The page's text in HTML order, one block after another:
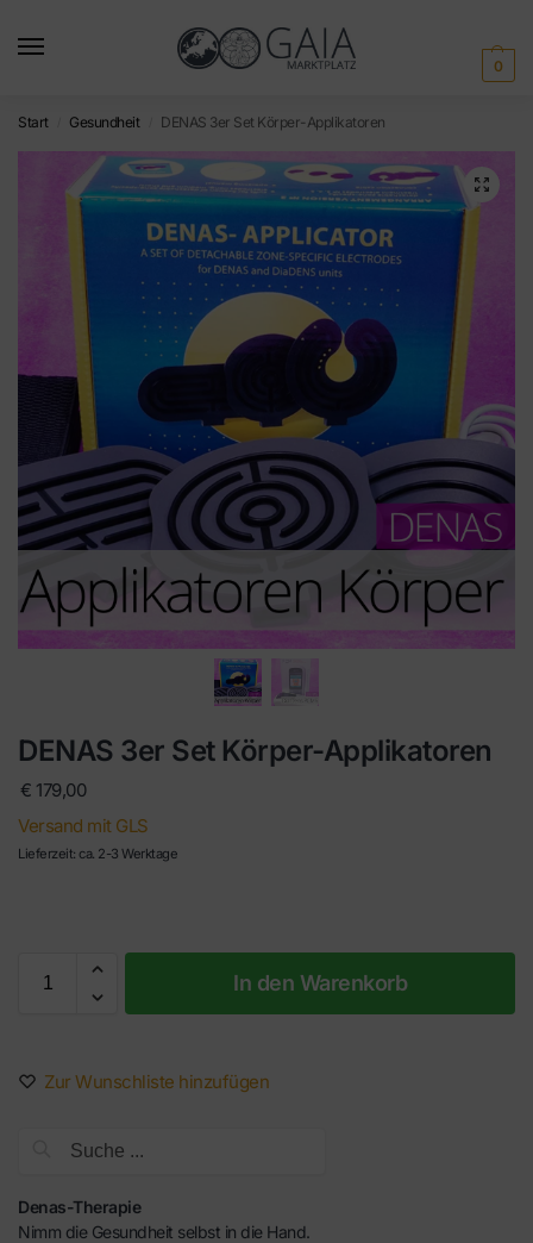
0
Start Gesundheit DENAS 3er Set Körper-Applikatoren
DENAS 3er Set Körper-Applikatoren
€ 179,00
Versand mit GLS
Lieferzeit: ca. 2-3 Werktage
In den Warenkorb
Zur Wunschliste hinzufügen
Denas-Therapie
Nimm die Gesundheit selbst in die Hand.